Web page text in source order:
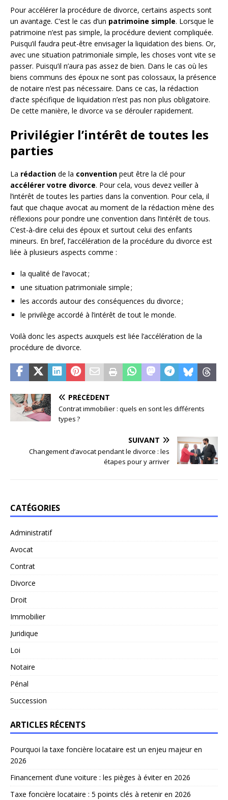
Pour accélérer la procédure de divorce, certains aspects sont
un avantage. C’est le cas d’un patrimoine simple. Lorsque le
patrimoine n’est pas simple, la procédure devient compliquée.
Puisqu’il faudra peut-être envisager la liquidation des biens. Or,
avec une situation patrimoniale simple, les choses vont vite se
passer. Puisqu’il n’aura pas assez de bien. Dans le cas où les
biens communs des époux ne sont pas colossaux, la présence
de notaire n’est pas nécessaire. Dans ce cas, la rédaction
d’acte spécifique de liquidation n’est pas non plus obligatoire.
De cette manière, le divorce va se dérouler rapidement.
Privilégier l’intérêt de toutes les
parties
La rédaction de la convention peut être la clé pour
accélérer votre divorce. Pour cela, vous devez veiller à
l’intérêt de toutes les parties dans la convention. Pour cela, il
faut que chaque avocat au moment de la rédaction mène des
réflexions pour pondre une convention dans l’intérêt de tous.
C’est-à-dire celui des époux et surtout celui des enfants
mineurs. En bref, l’accélération de la procédure du divorce est
liée à plusieurs aspects comme :
la qualité de l’avocat ;
une situation patrimoniale simple ;
les accords autour des conséquences du divorce ;
le privilège accordé à l’intérêt de tout le monde.
Voilà donc les aspects auxquels est liée l’accélération de la
procédure de divorce.
PRÉCÉDENT
Contrat immobilier : quels en sont les différents
types ?
SUIVANT
Changement d’avocat pendant le divorce : les
étapes pour y arriver
CATÉGORIES
Administratif
Avocat
Contrat
Divorce
Droit
Immobilier
Juridique
Loi
Notaire
Pénal
Succession
ARTICLES RÉCENTS
Pourquoi la taxe foncière locataire est un enjeu majeur en
2026
Financement d’une voiture : les pièges à éviter en 2026
Taxe foncière locataire : 5 points clés à retenir en 2026